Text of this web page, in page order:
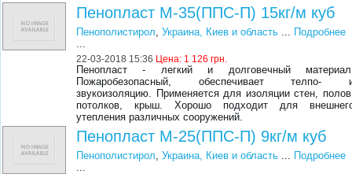
Пенопласт М-35(ППС-П) 15кг/м куб
Пенополистирол,Украина, Киев и область ... Подробнее
...
22-03-2018 15:36 Цена: 1 126 грн.
Пенопласт - легкий и долговечный
Пожаробезопасный, обеспечивает телпо-
звукоизоляцию. Применяется для изоляции стен,
потолков, крыш. Хорошо подходит для
утепления различных сооружений.
Пенопласт М-25(ППС-П) 9кг/м куб
Пенополистирол,Украина, Киев и область ... Подробнее
...